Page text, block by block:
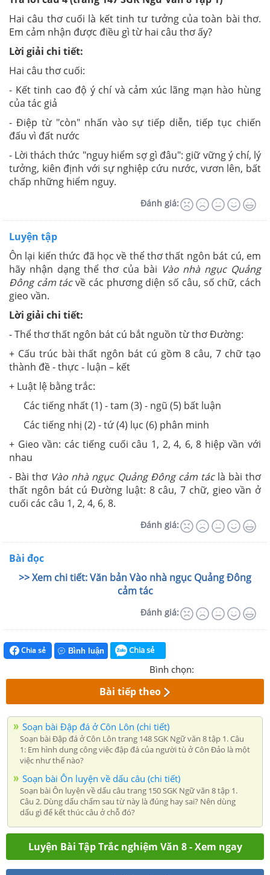
Hai câu thơ cuối là kết tinh tư tưởng của toàn bài thơ.
Em cảm nhận được điều gì từ hai câu thơ ấy?
Lời giải chi tiết:
Hai câu thơ cuối:
- Kết tinh cao độ ý chí và cảm xúc lãng mạn hào hùng
của tác giả
- Điệp từ "còn" nhấn vào sự tiếp diễn, tiếp tục chiến
đấu vì đất nước
- Lời thách thức "nguy hiểm sợ gì đâu": giữ vững ý chí, lý
tưởng, kiên định với sự nghiệp cứu nước, vươn lên, bất
chấp những hiểm nguy.
Đánh giá:
Luyện tập
Ôn lại kiến thức đã học về thể thơ thất ngôn bát cú, em
hãy nhận dạng thể thơ của bài Vào nhà ngục Quảng
Đông cảm tácvề các phương diện số câu, số chữ, cách
gieo vần.
Lời giải chi tiết:
- Thể thơ thất ngôn bát cú bắt nguồn từ thơ Đường:
+ Cấu trúc bài thất ngôn bát cú gồm 8 câu, 7 chữ tạo
thành đề - thực - luận – kết
+ Luật lệ bằng trắc:
Các tiếng nhất (1) - tam (3) - ngũ (5) bất luận
Các tiếng nhị (2) - tứ (4) lục (6) phân minh
+ Gieo vần: các tiếng cuối câu 1, 2, 4, 6, 8 hiệp vần với
nhau
- Bài thơ Vào nhà ngục Quảng Đông cảm táclà bài thơ
thất ngôn bát cú Đường luật: 8 câu, 7 chữ, gieo vần ở
cuối các câu 1, 2, 4, 6, 8.
Đánh giá:
Bài đọc
>> Xem chi tiết: Văn bản Vào nhà ngục Quảng Đông
cảm tác
Đánh giá:
Chia sẻ Bình luận Chia sẻ
Bình chọn:
Bài tiếp theo
Soạn bài Đập đá ở Côn Lôn (chi tiết)
Soạn bài Đập đá ở Côn Lôn trang 148 SGK Ngữ văn 8 tập 1. Câu
1: Em hình dung công việc đập đá của người tù ở Côn Đảo là một
việc như thế nào?
Soạn bài Ôn luyện về dấu câu (chi tiết)
Soạn bài Ôn luyện về dấu câu trang 150 SGK Ngữ văn 8 tập 1.
Câu 2. Dùng dấu chấm sau từ này là đúng hay sai? Nên dùng
dấu gì để kết thúc câu ở chỗ đó?
Luyện Bài Tập Trắc nghiệm Văn 8 - Xem ngay